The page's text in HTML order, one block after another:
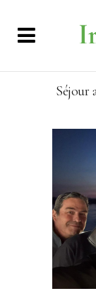
Séjour